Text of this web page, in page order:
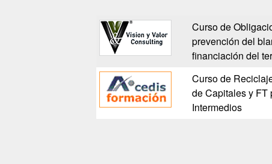
Curso de
prevención del
financiación del
Curso de
de Capitales y FT
Intermedios